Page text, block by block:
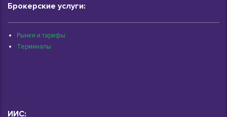
Брокерские услуги:
Рынки и тарифы
Терминалы
ИИС: